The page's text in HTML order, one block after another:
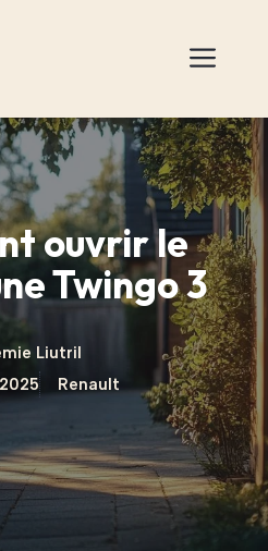
ouvrir le
Twingo 3
Liutril
Renault